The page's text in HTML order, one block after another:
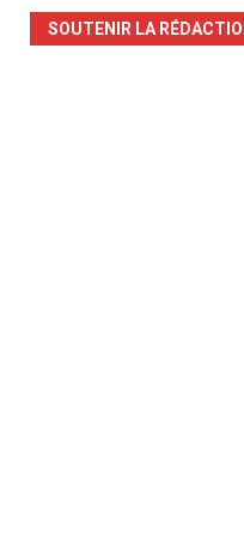
SOUTENIR LA